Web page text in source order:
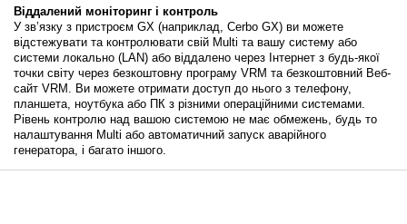
Віддалений моніторинг і контроль
У зв’язку з пристроєм GX (наприклад, Cerbo GX) ви можете
відстежувати та контролювати свій Multi та вашу систему або
системи локально (LAN) або віддалено через Інтернет з будь-якої
точки світу через безкоштовну програму VRM та безкоштовний Веб-
сайт VRM. Ви можете отримати доступ до нього з телефону,
планшета, ноутбука або ПК з різними операційними системами.
Рівень контролю над вашою системою не має обмежень, будь то
налаштування Multi або автоматичний запуск аварійного
генератора, і багато іншого.